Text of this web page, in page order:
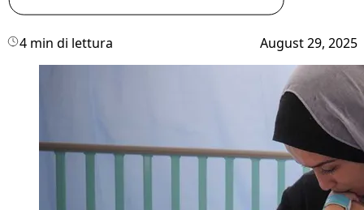
4 min di lettura August 29, 2025